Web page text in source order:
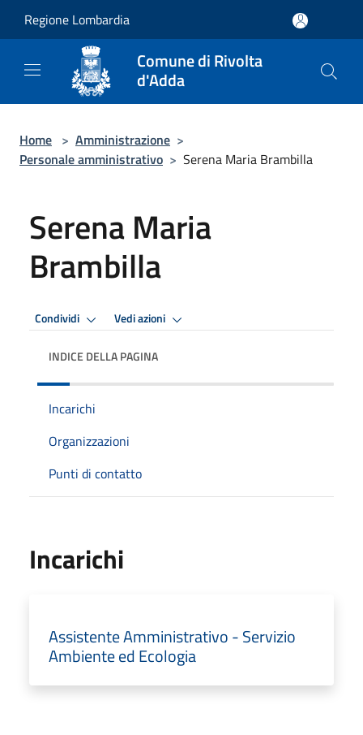
Regione Lombardia
Comune di Rivolta
d'Adda
Home > Amministrazione >
Personale amministrativo > Serena Maria Brambilla
Serena Maria
Brambilla
Condividi Vedi azioni
INDICE DELLA PAGINA
Incarichi
Organizzazioni
Punti di contatto
Incarichi
Assistente Amministrativo - Servizio
Ambiente ed Ecologia